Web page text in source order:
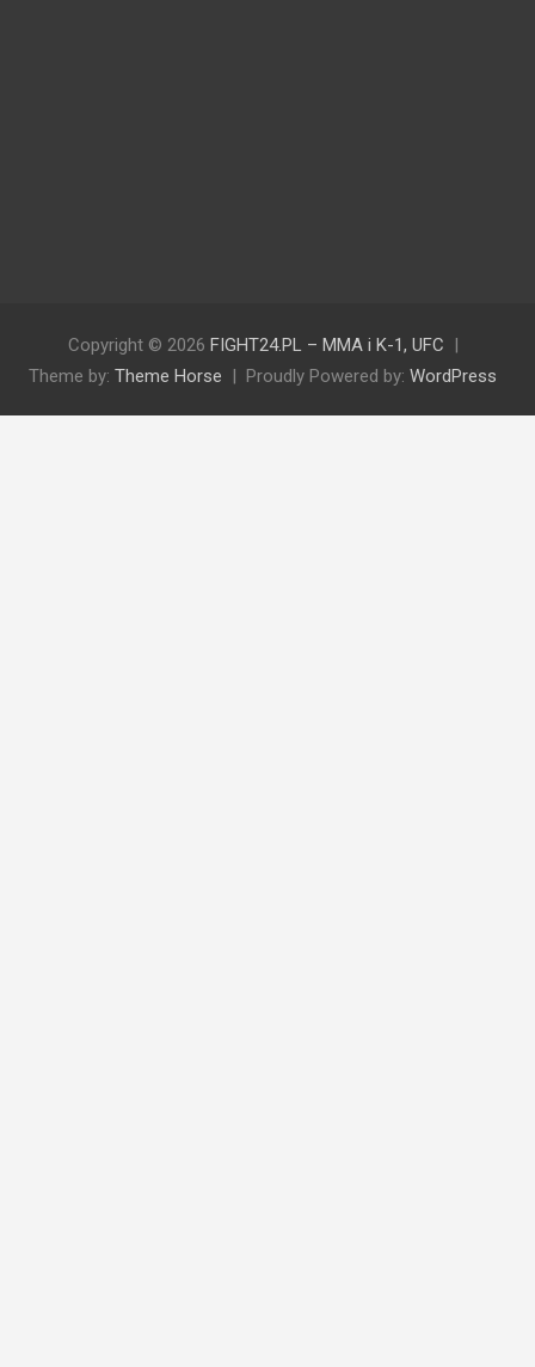
Copyright © 2026 FIGHT24.PL – MMA i K-1, UFC
Theme by: Theme Horse Proudly Powered by: WordPress